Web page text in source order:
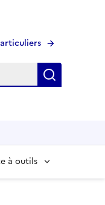
à outils